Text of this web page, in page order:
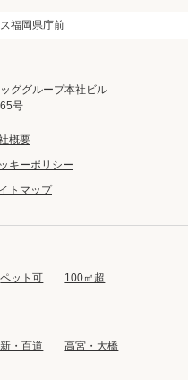
福岡県庁前
ググループ本社ビル
号
概要
キーポリシー
トマップ
ペット可 100㎡超
・百道
高宮・大橋